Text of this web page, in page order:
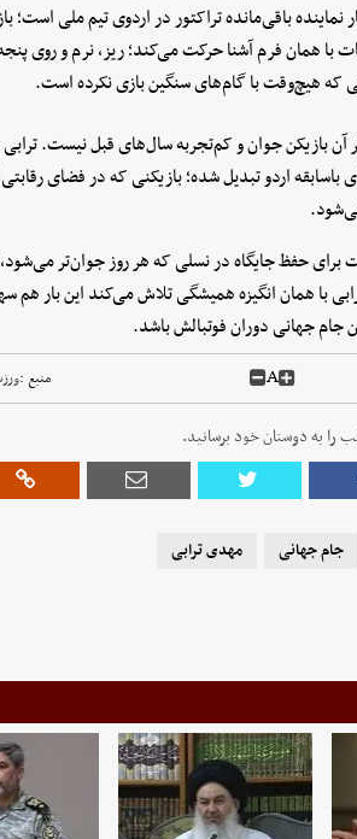
نماینده باقی‌مانده تراکتور در اردوی تیم ملی
با همان فرم آشنا حرکت می‌کند؛ ریز، نرم و روی
که هیچ‌وقت با گام‌های سنگین بازی نکرده است.
آن بازیکن جوان و کم‌تجربه سال‌های قبل نیست.
اردو تبدیل شده؛ بازیکنی که در فضای
برای حفظ جایگاه در نسلی که هر روز جوان‌تر
با همان انگیزه همیشگی تلاش می‌کند این بار
جام جهانی دوران فوتبالش باشد.
A منبع :
را به دوستان خود برسانید.
جام جهانی مهدی ترابی